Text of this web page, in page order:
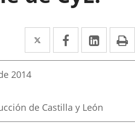
Twitter
Enlace
a
externa.
Facebook
Enlace
a
externa.
Enlace
a
2014
de Castilla y León